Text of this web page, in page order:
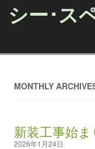
シー･ス
MONTHLY
新装工事始
2026年1月24日